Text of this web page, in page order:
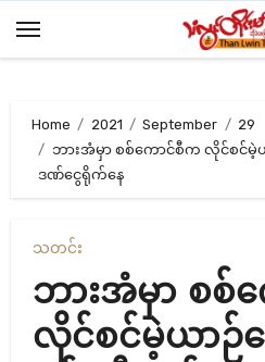
Home 2021 September
29
ဘားအံမှာ စစ်ကောင်စီက လိုင်စင်မဲ့
ဒဏ်ငွေရိုက်နေ
သတင်း
ဘားအံမှာ စစ်
လိုင်စင်မဲ့ယာ